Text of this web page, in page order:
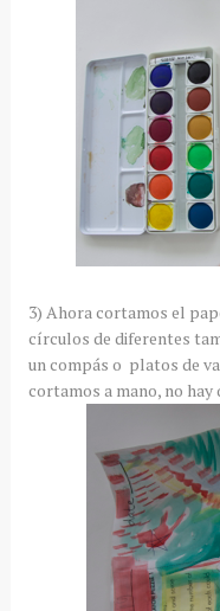
3) Ahora cortamos el
círculos de diferentes
un compás o platos de
cortamos a mano, no